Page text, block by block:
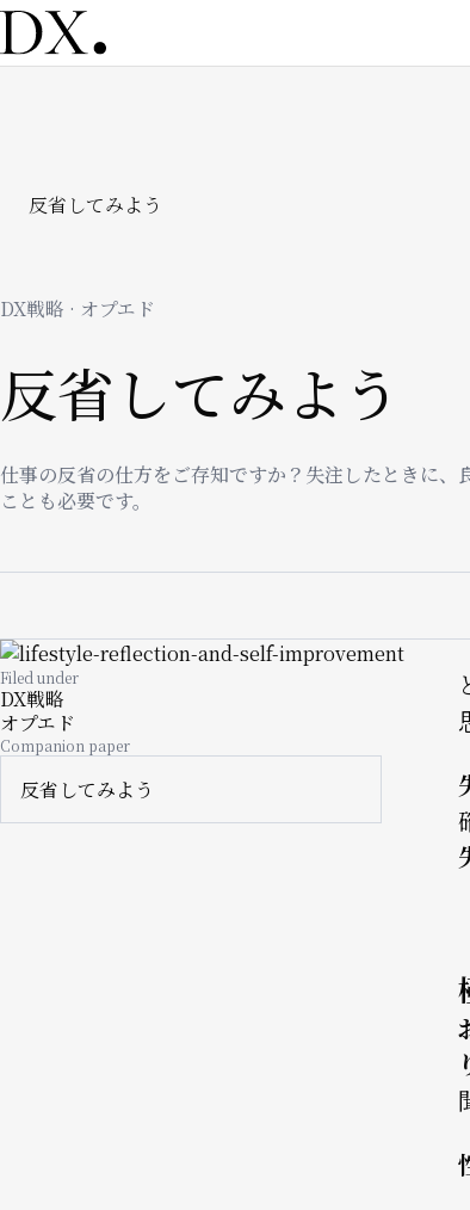
メ
ン
パ
ン
く
ず
反省してみよう
DX戦略 · オプエド
反省してみよう
仕事の反省の仕方をご存知ですか？失注したときに
ことも必要です。
Image
Filed under
DX戦略
オプエド
Companion paper
反省してみよう